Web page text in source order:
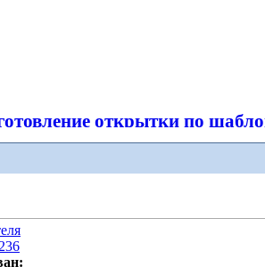
открытки по